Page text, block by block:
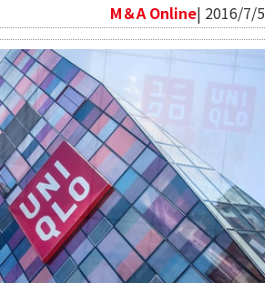
M＆A Online| 2016/7/5